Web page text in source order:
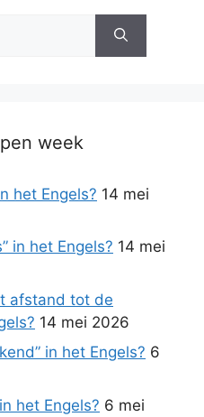
week
het Engels? 14 mei
in het Engels? 14 mei
afstand tot de
14 mei 2026
in het Engels? 6
het Engels? 6 mei